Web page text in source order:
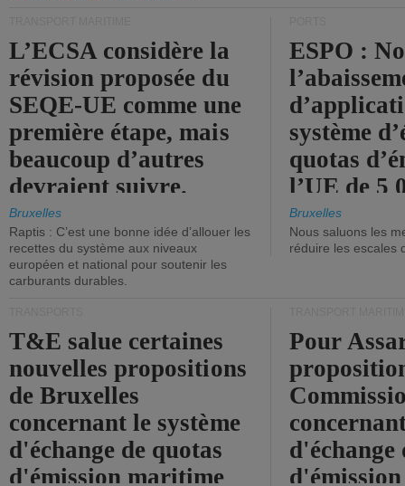
L’ECSA considère la
révision proposée du
SEQE-UE comme une
première étape, mais
beaucoup d’autres
devraient suivre.
Bruxelles
Raptis : C’est une bonne idée d’allouer les
recettes du système aux niveaux
européen et national pour soutenir les
carburants durables.
ESPO :
système
quotas
l’UE de 5
tonneaux
brute.
Bruxelles
Nous saluons les
réduire les escales
T&E salue certaines
nouvelles propositions
de Bruxelles
concernant le système
d'échange de quotas
d'émission maritime
Pour
d'échange